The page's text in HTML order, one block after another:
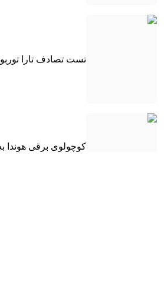
تست تصادف تارا
کوچولوی برقی هوندا